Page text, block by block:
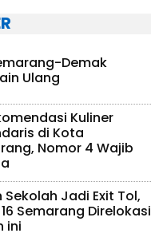
Demak
Ulang
Kuliner
di Kota
Nomor 4 Wajib
Sekolah Jadi Exit Tol,
16 Semarang Direlokasi
ini